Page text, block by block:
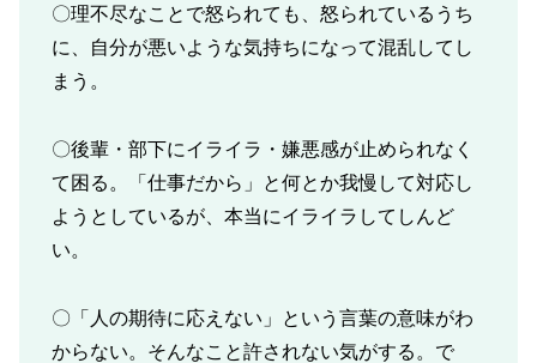
〇理不尽なことで怒られても、怒られているうち
に、自分が悪いような気持ちになって混乱してし
まう。
〇後輩・部下にイライラ・嫌悪感が止められなく
て困る。「仕事だから」と何とか我慢して対応し
ようとしているが、本当にイライラしてしんど
い。
〇「人の期待に応えない」という言葉の意味がわ
からない。そんなこと許されない気がする。で